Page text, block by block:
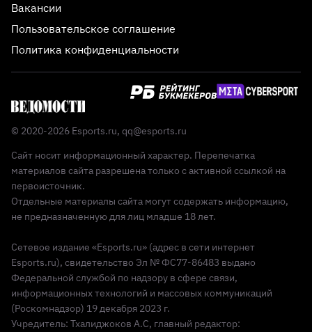
Вакансии
Пользовательское соглашение
Политика конфиденциальности
© 2020-2026 Esports.ru, qq@esports.ru
Сайт носит информационный характер. Перепечатка
материалов сайта разрешена только с активной ссылкой на
первоисточник.
Отдельные материалы сайта могут содержать информацию,
не предназначенную для лиц младше 18 лет.
Сетевое издание «Esports.ru» (адрес в сети интернет
Esports.ru), свидетельство Эл № ФС77-86483 выдано
Федеральной службой по надзору в сфере связи,
информационных технологий и массовых коммуникаций
(Роскомнадзор) 19 декабря 2023 г.
Учредитель: Тхалиджоков А.С, главный редактор: